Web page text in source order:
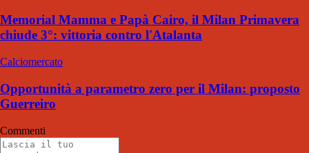
Memorial Mamma e Papà Cairo, il Milan Primavera
chiude 3°: vittoria contro l'Atalanta
Calciomercato
Opportunità a parametro zero per il Milan: proposto
Guerreiro
Commenti